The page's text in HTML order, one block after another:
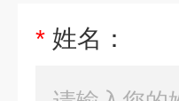
* 姓名：